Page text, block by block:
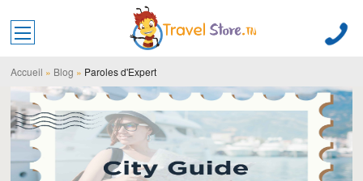
Toggle main menu visibility
Accueil » Blog » Paroles d'Expert